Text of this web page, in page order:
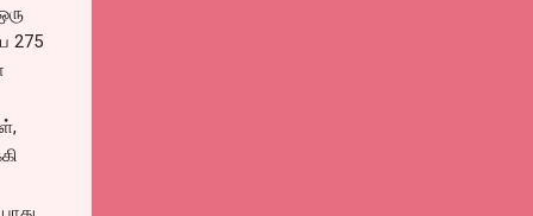
275